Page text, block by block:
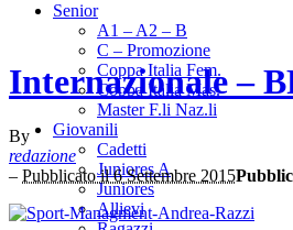
Senior
A1 – A2 – B
C – Promozione
Coppa Italia Fem.
Coppa Italia Mas.
Master F.li Naz.li
Giovanili
Cadetti
Juniores A
Juniores
Allievi
Internazionale –
By
redazione
– Pubblicato il 6 Settembre 2015